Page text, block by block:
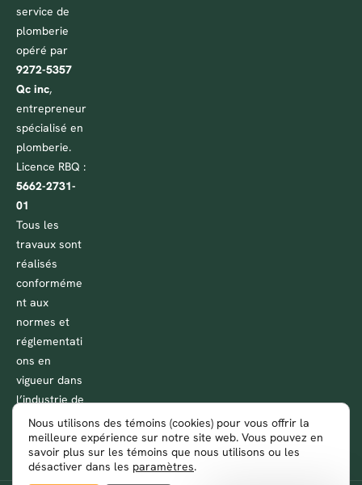
service de
plomberie
opéré par
9272-5357
Qc inc,
entrepreneur
spécialisé en
plomberie.
Licence RBQ :
5662-2731-
01
Tous les
travaux sont
réalisés
conforméme
nt aux
normes et
réglementati
ons en
vigueur dans
l’industrie de
la plomberie
au Québec.
Nous utilisons des témoins (cookies) pour vous offrir la
meilleure expérience sur notre site web. Vous pouvez en
savoir plus sur les témoins que nous utilisons ou les
désactiver dans les paramètres.